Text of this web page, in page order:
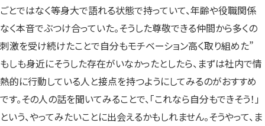
ごとではなく等身大で語れる状態で持っていて、年齢や役職関係
なく本音でぶつけ合っていた。そうした尊敬できる仲間から多くの
刺激を受け続けたことで自分もモチベーション高く取り組めた”
もしも身近にそうした存在がいなかったとしたら、まずは社内で情
熱的に行動している人と接点を持つようにしてみるのがおすすめ
です。その人の話を聞いてみることで、「これなら自分もできそう！」
という、やってみたいことに出会えるかもしれません。そうやって、ま